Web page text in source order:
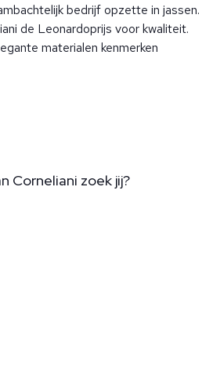
bedrijf opzette in jassen.
de Leonardoprijs voor kwaliteit.
materialen kenmerken
Corneliani zoek jij?